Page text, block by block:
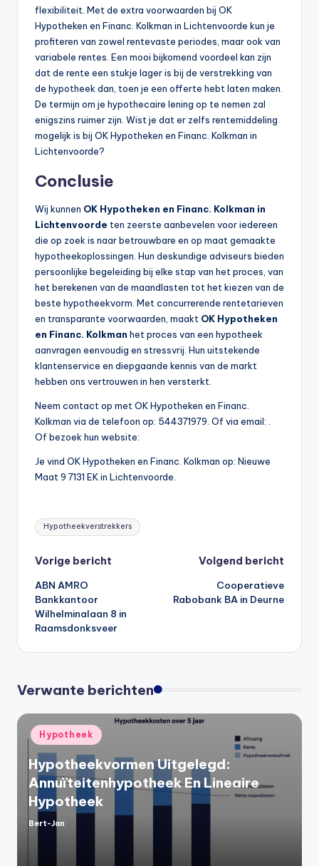
flexibiliteit. Met de extra voorwaarden bij OK
Hypotheken en Financ. Kolkman in Lichtenvoorde kun je
profiteren van zowel rentevaste periodes, maar ook van
variabele rentes. Een mooi bijkomend voordeel kan zijn
dat de rente een stukje lager is bij de verstrekking van
de hypotheek dan, toen je een offerte hebt laten maken.
De termijn om je hypothecaire lening op te nemen zal
enigszins ruimer zijn. Wist je dat er zelfs rentemiddeling
mogelijk is bij OK Hypotheken en Financ. Kolkman in
Lichtenvoorde?
Conclusie
Wij kunnen OK Hypotheken en Financ. Kolkman in
Lichtenvoorde ten zeerste aanbevelen voor iedereen
die op zoek is naar betrouwbare en op maat gemaakte
hypotheekoplossingen. Hun deskundige adviseurs bieden
persoonlijke begeleiding bij elke stap van het proces, van
het berekenen van de maandlasten tot het kiezen van de
beste hypotheekvorm. Met concurrerende rentetarieven
en transparante voorwaarden, maakt OK Hypotheken
en Financ. Kolkman het proces van een hypotheek
aanvragen eenvoudig en stressvrij. Hun uitstekende
klantenservice en diepgaande kennis van de markt
hebben ons vertrouwen in hen versterkt.
Neem contact op met OK Hypotheken en Financ.
Kolkman via de telefoon op: 544371979. Of via email: .
Of bezoek hun website:
Je vind OK Hypotheken en Financ. Kolkman op: Nieuwe
Maat 9 7131 EK in Lichtenvoorde.
Tags:
Hypotheekverstrekkers
Bericht
navigatie
Vorige bericht
ABN AMRO
Bankkantoor
Wilhelminalaan 8 in
Raamsdonksveer
Volgend bericht
Cooperatieve
Rabobank BA in Deurne
Verwante berichten
Geplaatst
in
Hypotheek
Hypotheekvormen Uitgelegd:
Annuïteitenhypotheek En Lineaire
Hypotheek
Geplaatst
Bert-Jan